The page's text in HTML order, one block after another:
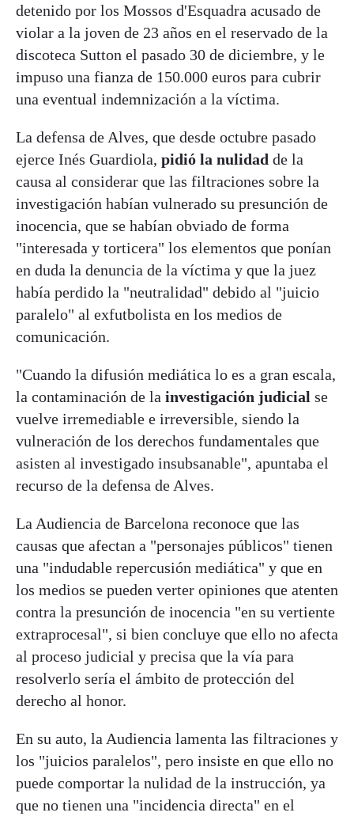
detenido por los Mossos d'Esquadra acusado de
violar a la joven de 23 años en el reservado de la
discoteca Sutton el pasado 30 de diciembre, y le
impuso una fianza de 150.000 euros para cubrir
una eventual indemnización a la víctima.
La defensa de Alves, que desde octubre pasado
ejerce Inés Guardiola, pidió la nulidad de la
causa al considerar que las filtraciones sobre la
investigación habían vulnerado su presunción de
inocencia, que se habían obviado de forma
"interesada y torticera" los elementos que ponían
en duda la denuncia de la víctima y que la juez
había perdido la "neutralidad" debido al "juicio
paralelo" al exfutbolista en los medios de
comunicación.
"Cuando la difusión mediática lo es a gran escala,
la contaminación de la investigación judicial se
vuelve irremediable e irreversible, siendo la
vulneración de los derechos fundamentales que
asisten al investigado insubsanable", apuntaba el
recurso de la defensa de Alves.
La Audiencia de Barcelona reconoce que las
causas que afectan a "personajes públicos" tienen
una "indudable repercusión mediática" y que en
los medios se pueden verter opiniones que atenten
contra la presunción de inocencia "en su vertiente
extraprocesal", si bien concluye que ello no afecta
al proceso judicial y precisa que la vía para
resolverlo sería el ámbito de protección del
derecho al honor.
En su auto, la Audiencia lamenta las filtraciones y
los "juicios paralelos", pero insiste en que ello no
puede comportar la nulidad de la instrucción, ya
que no tienen una "incidencia directa" en el